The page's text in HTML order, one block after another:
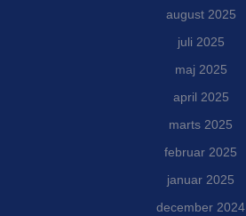
august 2025
juli 2025
maj 2025
april 2025
marts 2025
februar 2025
januar 2025
december 2024